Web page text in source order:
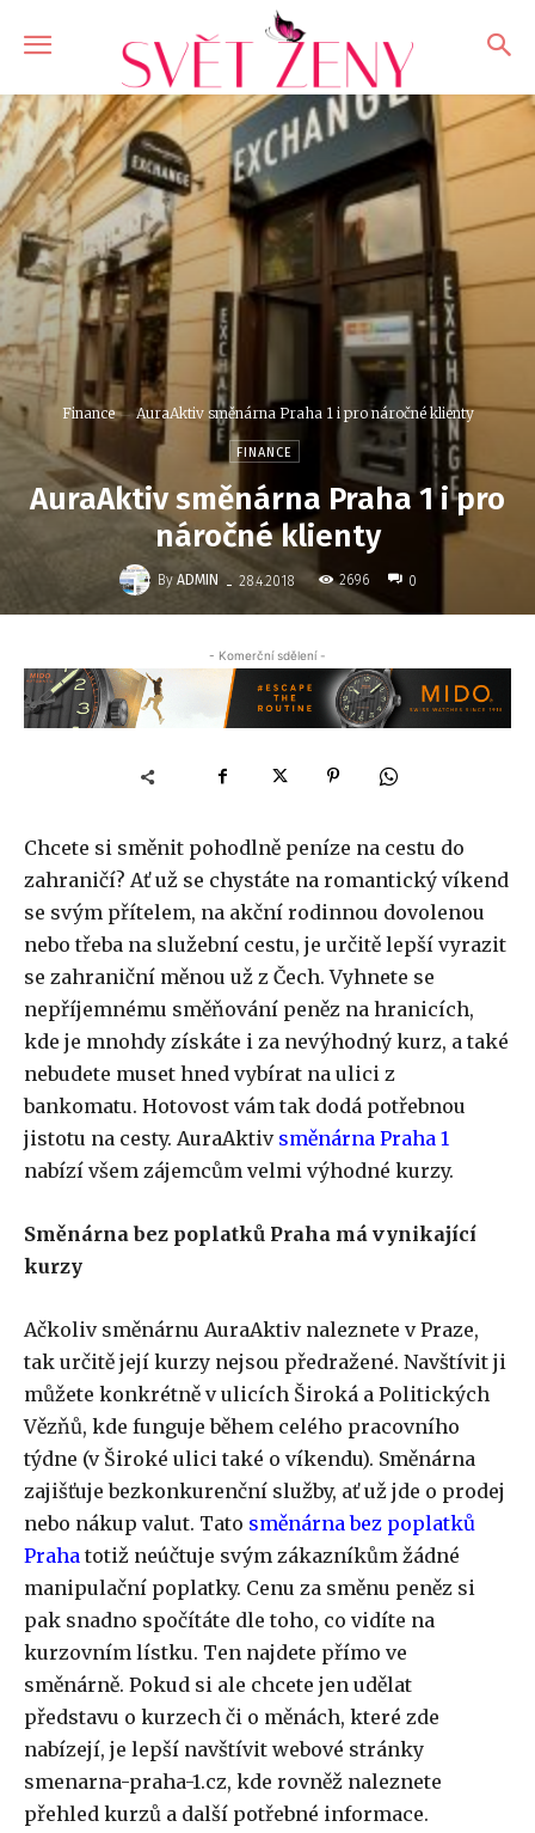
Finance AuraAktiv směnárna Praha 1 i pro náročné klienty
FINANCE
AuraAktiv směnárna Praha 1 i pro
náročné klienty
By ADMIN - 28.4.2018 2696 0
- Komerční sdělení -
Chcete si směnit pohodlně peníze na cestu do
zahraničí? Ať už se chystáte na romantický víkend
se svým přítelem, na akční rodinnou dovolenou
nebo třeba na služební cestu, je určitě lepší vyrazit
se zahraniční měnou už z Čech. Vyhnete se
nepříjemnému směňování peněz na hranicích,
kde je mnohdy získáte i za nevýhodný kurz, a také
nebudete muset hned vybírat na ulici z
bankomatu. Hotovost vám tak dodá potřebnou
jistotu na cesty. AuraAktiv směnárna Praha 1
nabízí všem zájemcům velmi výhodné kurzy.
Směnárna bez poplatků Praha má vynikající
kurzy
Ačkoliv směnárnu AuraAktiv naleznete v Praze,
tak určitě její kurzy nejsou předražené. Navštívit ji
můžete konkrétně v ulicích Široká a Politických
Vězňů, kde funguje během celého pracovního
týdne (v Široké ulici také o víkendu). Směnárna
zajišťuje bezkonkurenční služby, ať už jde o prodej
nebo nákup valut. Tato směnárna bez poplatků
Praha totiž neúčtuje svým zákazníkům žádné
manipulační poplatky. Cenu za směnu peněz si
pak snadno spočítáte dle toho, co vidíte na
kurzovním lístku. Ten najdete přímo ve
směnárně. Pokud si ale chcete jen udělat
představu o kurzech či o měnách, které zde
nabízejí, je lepší navštívit webové stránky
smenarna-praha-1.cz, kde rovněž naleznete
přehled kurzů a další potřebné informace.